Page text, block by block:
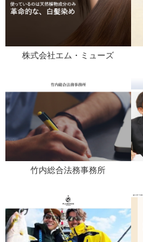
株式会社エム・ミューズ
竹内総合法務事務所